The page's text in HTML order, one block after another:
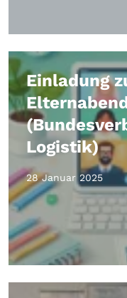
Einladung
Logistik)
28 Januar 2025